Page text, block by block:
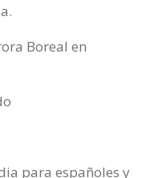
Boreal en
para españoles y